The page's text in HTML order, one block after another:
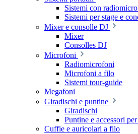
Sistemi con
Sistemi per stage e
Mixer e consolle DJ
Mixer
Consolles DJ
Microfoni
Radiomicrofoni
Microfoni a filo
Sistemi tour-guide
Megafoni
Giradischi e puntine
Giradischi
Puntine e accessori
Cuffie e auricolari a filo